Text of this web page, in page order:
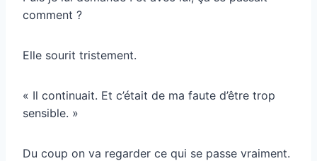
comment ?
Elle sourit tristement.
« Il continuait. Et c’était de ma faute d’être trop
sensible. »
Du coup on va regarder ce qui se passe vraiment.